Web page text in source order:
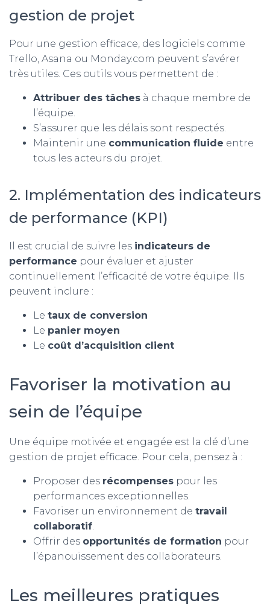
gestion de projet
Pour une gestion efficace, des logiciels comme
Trello, Asana ou Monday.com peuvent s’avérer
très utiles. Ces outils vous permettent de :
Attribuer des tâches à chaque membre de
l’équipe.
S’assurer que les délais sont respectés.
Maintenir une communication fluide entre
tous les acteurs du projet.
2. Implémentation des indicateurs
de performance (KPI)
Il est crucial de suivre les indicateurs de
performance pour évaluer et ajuster
continuellement l’efficacité de votre équipe. Ils
peuvent inclure :
Le taux de conversion
Le panier moyen
Le coût d’acquisition client
Favoriser la motivation au
sein de l’équipe
Une équipe motivée et engagée est la clé d’une
gestion de projet efficace. Pour cela, pensez à :
Proposer des récompenses pour les
performances exceptionnelles.
Favoriser un environnement de travail
collaboratif.
Offrir des opportunités de formation pour
l’épanouissement des collaborateurs.
Les meilleures pratiques